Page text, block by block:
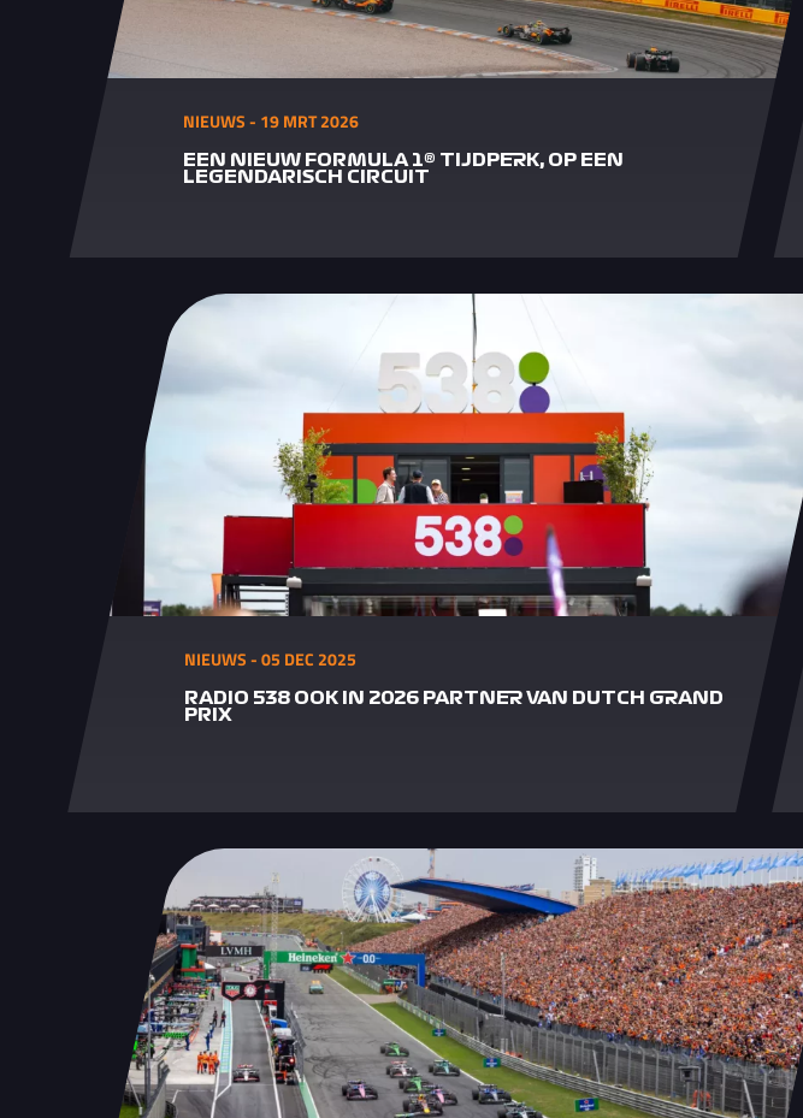
NIEUWS - 19 MRT 2026
EEN NIEUW FORMULA 1® TIJDPERK, OP EEN
LEGENDARISCH CIRCUIT
NIEUWS - 05 DEC 2025
RADIO 538 OOK IN 2026 PARTNER VAN DUTCH GRAND
PRIX